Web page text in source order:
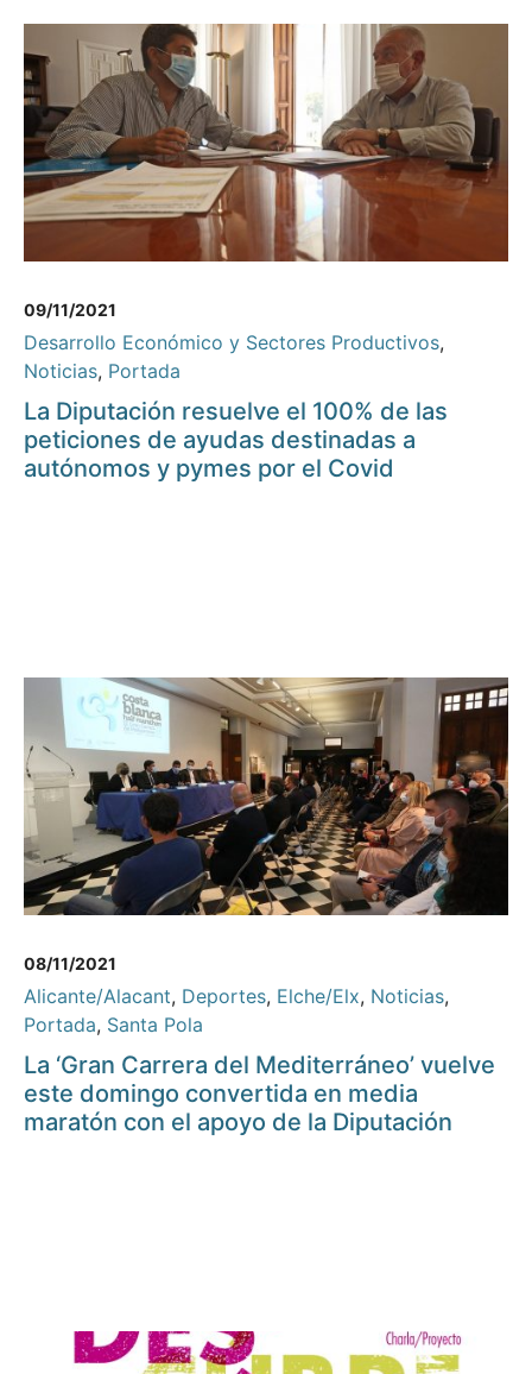
09/11/2021
Desarrollo Económico y Sectores Productivos,
Noticias, Portada
La Diputación resuelve el 100% de las
peticiones de ayudas destinadas a
autónomos y pymes por el Covid
08/11/2021
Alicante/Alacant, Deportes, Elche/Elx, Noticias,
Portada, Santa Pola
La ‘Gran Carrera del Mediterráneo’ vuelve
este domingo convertida en media
maratón con el apoyo de la Diputación